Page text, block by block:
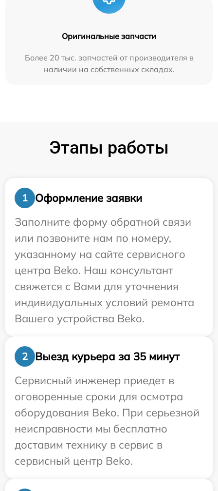
Оригинальные запчасти
Более 20 тыс. запчастей от производителя в
наличии на собственных складах.
Этапы работы
1
Оформление заявки
Заполните форму обратной связи
или позвоните нам по номеру,
указанному на сайте сервисного
центра Beko. Наш консультант
свяжется с Вами для уточнения
индивидуальных условий ремонта
Вашего устройства Beko.
2
Выезд курьера за 35 минут
Сервисный инженер приедет в
оговоренные сроки для осмотра
оборудования Beko. При серьезной
неисправности мы бесплатно
доставим технику в сервис в
сервисный центр Beko.